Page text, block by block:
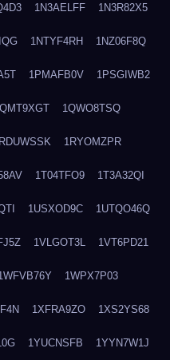
1N3AELFF 1N3R82X5
1NTYF4RH 1NZ06F8Q
1PMAFB0V 1PSGIWB2
1QWO8TSQ
1RYOMZPR
1T04TFO9 1T3A32QI
1USXOD9C 1UTQO46Q
1VLGOT3L 1VT6PD21
1WPX7P03
1XFRA9ZO 1XS2YS68
1YUCNSFB 1YYN7W1J